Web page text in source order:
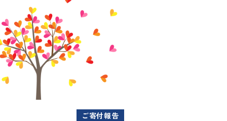
ご寄付報告